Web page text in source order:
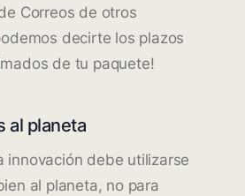
Correos de otros
decirte los plazos
de tu paquete!
al planeta
innovación debe utilizarse
al planeta, no para